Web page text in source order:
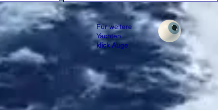
Für weitere
Yachten
klick Auge